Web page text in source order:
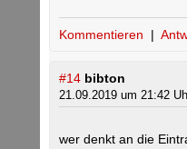
Kommentieren |
#14 bibton
21.09.2019 um 21:42
wer denkt an die